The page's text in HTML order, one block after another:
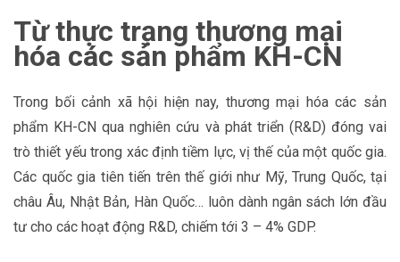
Từ thực trạng thương mại
hóa các sản phẩm KH-CN
Trong bối cảnh xã hội hiện nay, thương mại hóa các sản
phẩm KH-CN qua nghiên cứu và phát triển (R&D) đóng vai
trò thiết yếu trong xác định tiềm lực, vị thế của một quốc gia.
Các quốc gia tiên tiến trên thế giới như Mỹ, Trung Quốc, tại
châu Âu, Nhật Bản, Hàn Quốc… luôn dành ngân sách lớn đầu
tư cho các hoạt động R&D, chiếm tới 3 – 4% GDP.